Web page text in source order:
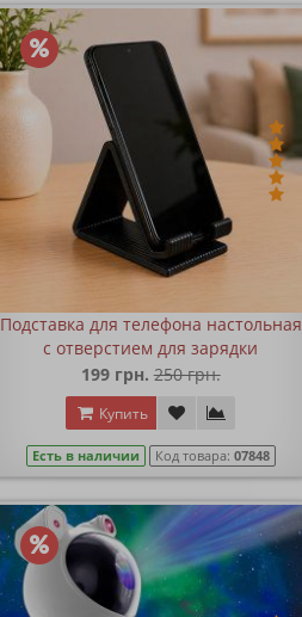
Подставка для телефона настольная
с отверстием для зарядки
199 грн. 250 грн.
Купить
Есть в наличии Код товара: 07848